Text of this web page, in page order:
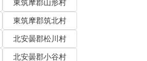
東筑摩郡山形村
東筑摩郡筑北村
北安曇郡松川村
北安曇郡小谷村